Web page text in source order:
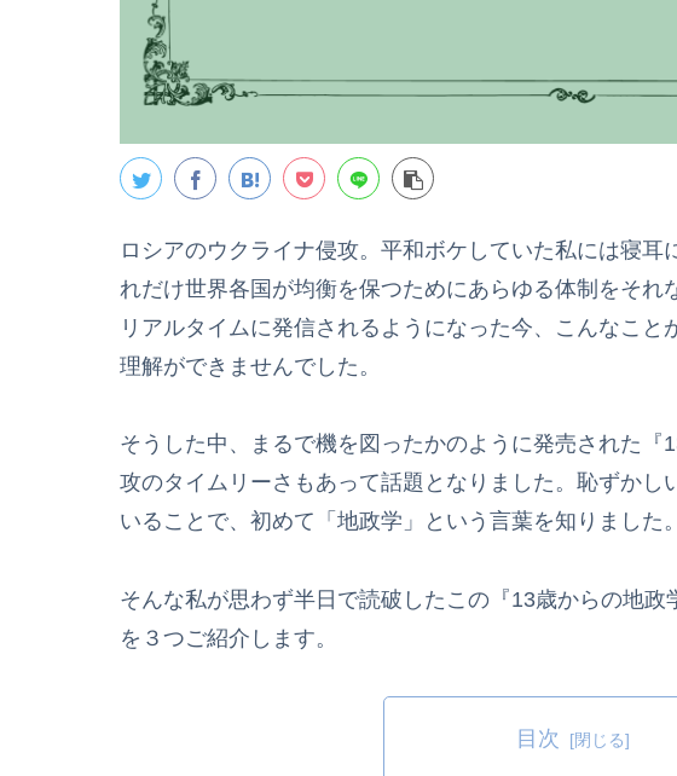
ロシアのウクライナ侵攻。平和ボケしていた私には寝耳
れだけ世界各国が均衡を保つためにあらゆる体制をそれ
リアルタイムに発信されるようになった今、こんなこ
理解ができませんでした。
そうした中、まるで機を図ったかのように発売された『
攻のタイムリーさもあって話題となりました。恥ずかし
いることで、初めて「地政学」という言葉を知りました。
そんな私が思わず半日で読破したこの『13歳からの地
を３つご紹介します。
目次